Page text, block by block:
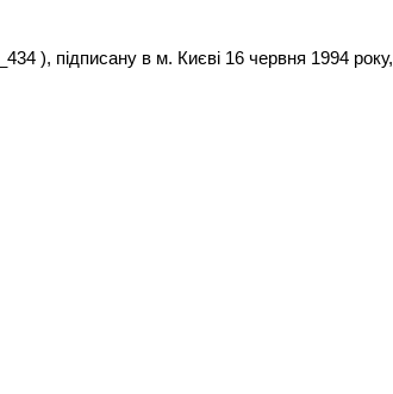
), підписану в м. Києві 16 червня 1994 року,